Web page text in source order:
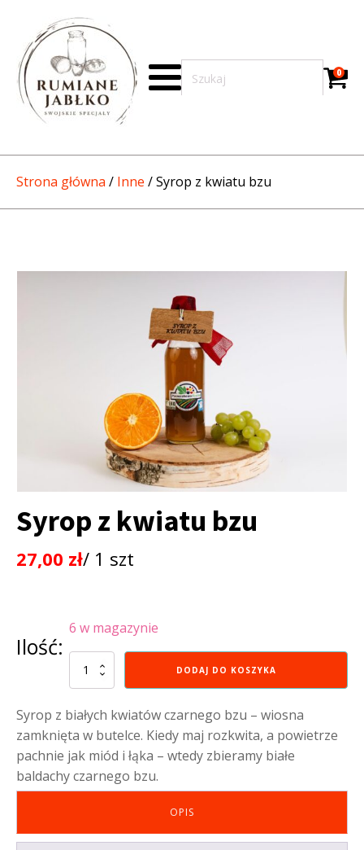
0
Strona główna / Inne / Syrop z kwiatu bzu
Syrop z kwiatu bzu
27,00 zł/ 1 szt
Ilość:
6 w magazynie
ilość
kwiatu
DODAJ DO KOSZYKA
Syrop z białych kwiatów czarnego bzu – wiosna
zamknięta w butelce. Kiedy maj rozkwita, a powietrze
pachnie jak miód i łąka – wtedy zbieramy białe
baldachy czarnego bzu.
OPIS